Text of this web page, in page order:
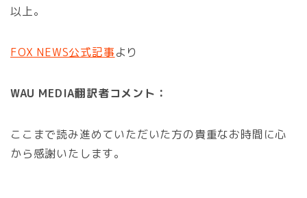
以上。
FOX NEWS公式記事より
WAU MEDIA翻訳者コメント：
ここまで読み進めていただいた方の貴重なお時間に心
から感謝いたします。